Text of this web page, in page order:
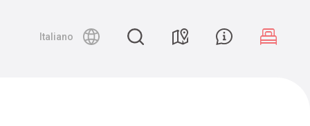
Italiano